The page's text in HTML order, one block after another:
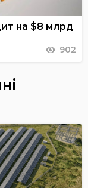
на $8 млрд
902